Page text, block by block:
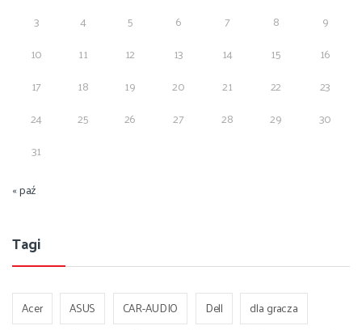
3
4 5 6 7 8
9
10
11 12 13 14 15
16
17
18 19 20 21 22
23
24
25 26 27 28 29
30
31
« paź
Tagi
Acer ASUS CAR-AUDIO Dell
dla gracza